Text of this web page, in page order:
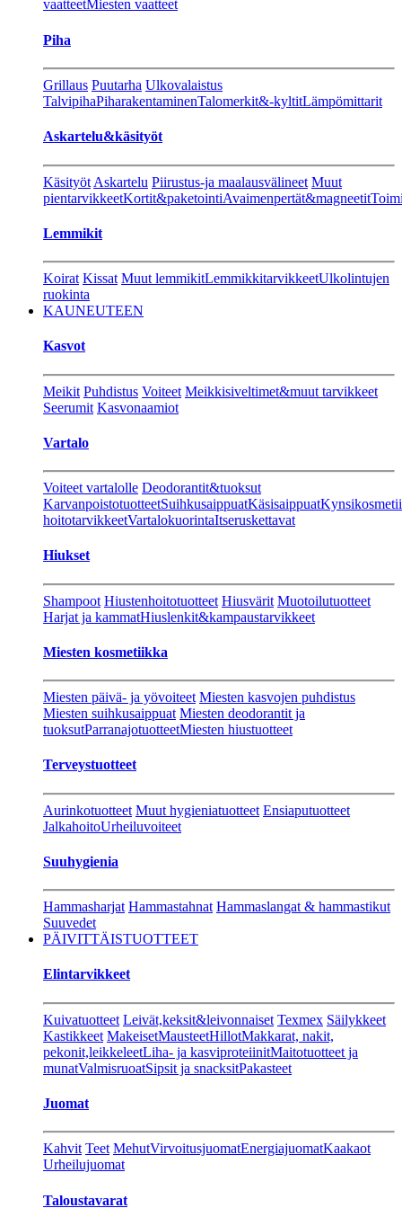
vaatteetMiesten vaatteet
Piha
Grillaus Puutarha Ulkovalaistus
TalvipihaPiharakentaminenTalomerkit&-kyltitLämpömittarit
Askartelu&käsityöt
Käsityöt Askartelu Piirustus-ja maalausvälineet Muut
pientarvikkeetKortit&paketointiAvaimenpertät&magneetit
Lemmikit
Koirat Kissat Muut lemmikitLemmikkitarvikkeetUlkolintujen
ruokinta
KAUNEUTEEN
Kasvot
Meikit Puhdistus Voiteet Meikkisiveltimet&muut tarvikkeet
Seerumit Kasvonaamiot
Vartalo
Voiteet vartalolle Deodorantit&tuoksut
KarvanpoistotuotteetSuihkusaippuatKäsisaippuat
hoitotarvikkeetVartalokuorintaItseruskettavat
Hiukset
Shampoot Hiustenhoitotuotteet Hiusvärit Muotoilutuotteet
Harjat ja kammatHiuslenkit&kampaustarvikkeet
Miesten kosmetiikka
Miesten päivä- ja yövoiteet Miesten kasvojen puhdistus
Miesten suihkusaippuat Miesten deodorantit ja
tuoksutParranajotuotteetMiesten hiustuotteet
Terveystuotteet
Aurinkotuotteet Muut hygieniatuotteet Ensiaputuotteet
JalkahoitoUrheiluvoiteet
Suuhygienia
Hammasharjat Hammastahnat Hammaslangat & hammastikut
Suuvedet
PÄIVITTÄISTUOTTEET
Elintarvikkeet
Kuivatuotteet Leivät,keksit&leivonnaiset Texmex Säilykkeet
Kastikkeet MakeisetMausteetHillotMakkarat, nakit,
pekonit,leikkeleetLiha- ja kasviproteiinitMaitotuotteet ja
munatValmisruoatSipsit ja snacksitPakasteet
Juomat
Kahvit Teet MehutVirvoitusjuomatEnergiajuomatKaakaot
Urheilujuomat
Taloustavarat